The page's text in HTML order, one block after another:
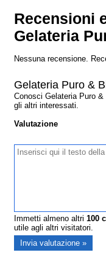
Recensioni
Gelateria
Nessuna recensione.
Gelateria Puro &
Conosci Gelateria Puro
gli altri interessati.
Valutazione
Immetti almeno altri100
utile agli altri visitatori.